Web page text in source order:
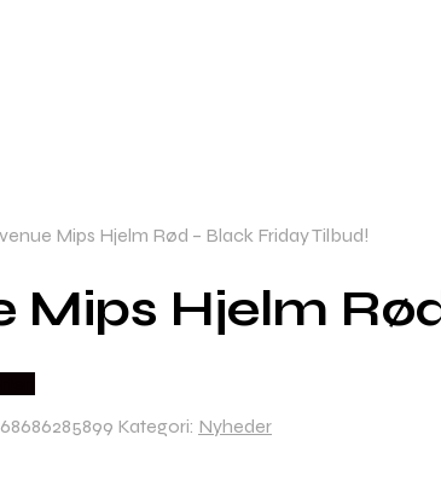
Mips Hjelm Rød – Black Friday Tilbud!
Mips Hjelm
Kategori: Nyheder